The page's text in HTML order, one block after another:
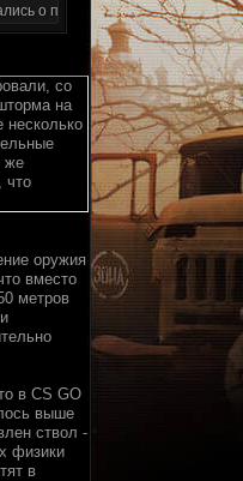
о проделанной работе
со
на
несколько
же
что
оружия
вместо
метров
в CS GO
выше
ствол -
физики
в